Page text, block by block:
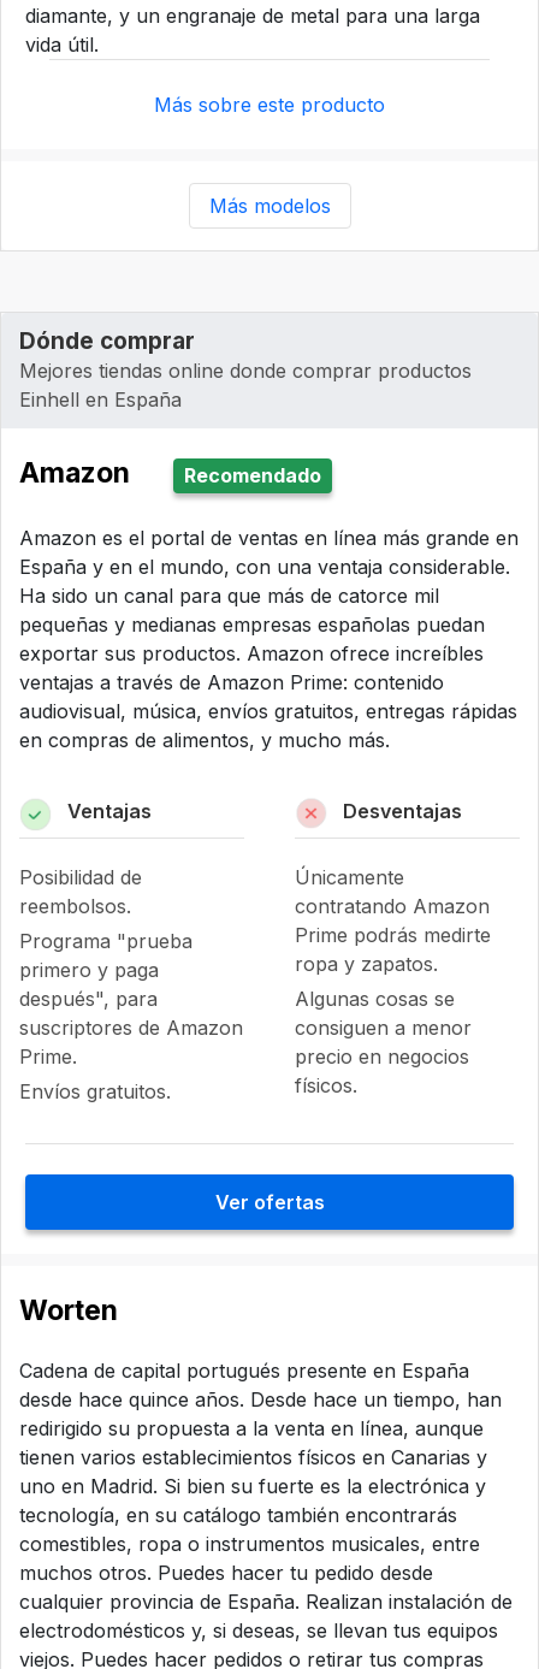
diamante, y un engranaje de metal para una larga
vida útil.
Más sobre este producto
Más modelos
Dónde comprar
Mejores tiendas online donde comprar productos
Einhell en España
Amazon Recomendado
Amazon es el portal de ventas en línea más grande en
España y en el mundo, con una ventaja considerable.
Ha sido un canal para que más de catorce mil
pequeñas y medianas empresas españolas puedan
exportar sus productos. Amazon ofrece increíbles
ventajas a través de Amazon Prime: contenido
audiovisual, música, envíos gratuitos, entregas rápidas
en compras de alimentos, y mucho más.
Ventajas
Posibilidad de
reembolsos.
Programa "prueba
primero y paga
después", para
suscriptores de Amazon
Prime.
Envíos gratuitos.
Desventajas
Únicamente
contratando Amazon
Prime podrás medirte
ropa y zapatos.
Algunas cosas se
consiguen a menor
precio en negocios
físicos.
Ver ofertas
Worten
Cadena de capital portugués presente en España
desde hace quince años. Desde hace un tiempo, han
redirigido su propuesta a la venta en línea, aunque
tienen varios establecimientos físicos en Canarias y
uno en Madrid. Si bien su fuerte es la electrónica y
tecnología, en su catálogo también encontrarás
comestibles, ropa o instrumentos musicales, entre
muchos otros. Puedes hacer tu pedido desde
cualquier provincia de España. Realizan instalación de
electrodomésticos y, si deseas, se llevan tus equipos
viejos. Puedes hacer pedidos o retirar tus compras